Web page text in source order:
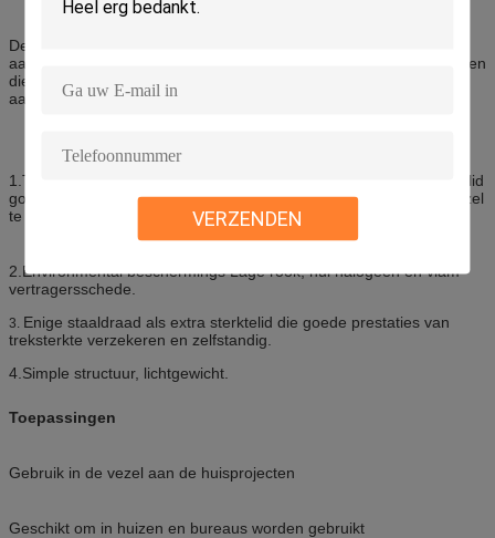
VERZENDEN
Deze kabel vervangt de standaardkoperdraad van lokale Telco
aangezien het kan de hoge snelheids breedbanddiensten vervoeren
die stem, gegevens en video, en looppas integreren rechtstreeks
aan de kabeldoos bij het huis of de bouw.
1.Two de parallelle vezel versterkte plastiek aangezien het sterktelid
goede prestaties van verbrijzelingsweerstand verzekert om de vezel
te beschermen.
2.Environmental beschermings Lage rook, nul halogeen en vlam -
vertragersschede.
3. Enige staaldraad als extra sterktelid die goede prestaties van
treksterkte verzekeren en zelfstandig.
4.Simple structuur, lichtgewicht.
Toepassingen
Gebruik in de vezel aan de huisprojecten
Geschikt om in huizen en bureaus worden gebruikt